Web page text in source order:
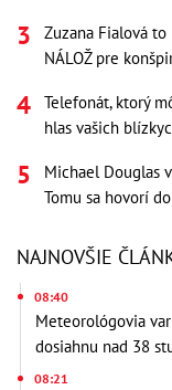
Zuzana Fialová
NÁLOŽ pre
Telefonát, ktorý
hlas vašich
Michael Douglas
Tomu sa hovorí
NAJNOVŠIE
08:40
Meteorológovia
dosiahnu nad 38
08:21